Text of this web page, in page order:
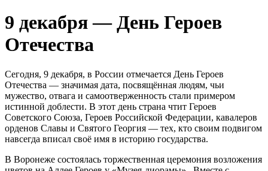
9 декабря — День Героев
Отечества
Сегодня, 9 декабря, в России отмечается День Героев
Отечества — значимая дата, посвящённая людям, чьи
мужество, отвага и самоотверженность стали примером
истинной доблести. В этот день страна чтит Героев
Советского Союза, Героев Российской Федерации, кавалеров
орденов Славы и Святого Георгия — тех, кто своим подвигом
навсегда вписал своё имя в историю государства.
В Воронеже состоялась торжественная церемония возложения